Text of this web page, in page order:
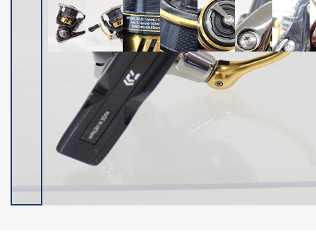
(102119)
SA (2946)
(17275)
B+(12268)
B (21943)
C(38721)
(5135)